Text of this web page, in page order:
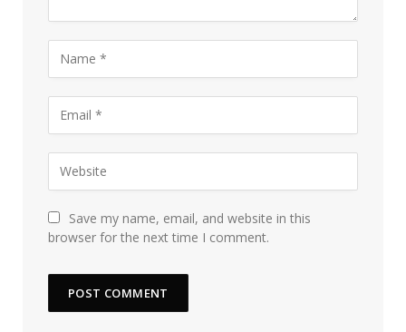
Save my name, email, and website in this
browser for the next time I comment.